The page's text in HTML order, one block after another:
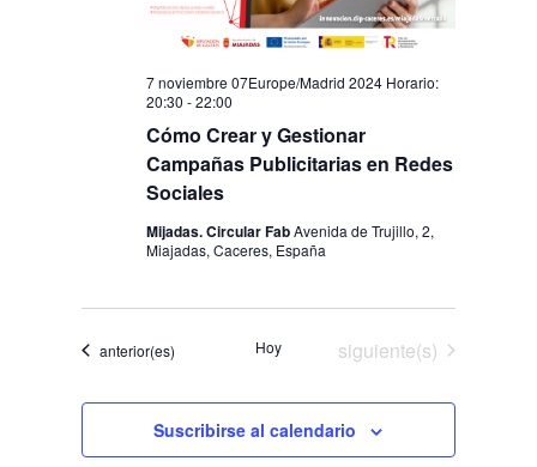
Cómo Crear y Gestionar
Campañas Publicitarias en Redes
Sociales
7 noviembre 07Europe/Madrid 2024 Horario:
20:30 -22:00
Mijadas. Circular FabAvenida de Trujillo, 2,
Miajadas, Caceres, España
Eventos
anterior(es) Hoy Eventos
siguiente(s)
Suscribirse al calendario